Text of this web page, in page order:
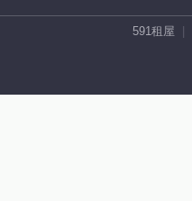
591租屋